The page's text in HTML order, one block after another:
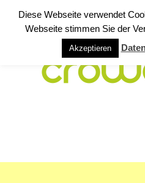
Diese Webseite verwendet
Webseite stimmen Sie der
Akzeptieren